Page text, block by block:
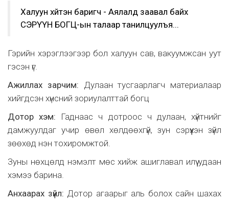
Халуун хүйтэн баригч - Аялалд заавал байх
СЭРҮҮН БОГЦ-ын талаар танилцуулъя...
Гэрийн хэрэглээгээр бол халуун сав, вакуумжсан уут
гэсэн үг.
Ажиллах зарчим: Дулаан тусгаарлагч материалаар
хийгдсэн хүнсний зориулалттай богц
Дотор хэм: Гаднаас ч дотроос ч дулаан, хүйтнийг
дамжуулдаг учир өвөл хөлдөөхгүй, зун сэрүүхэн зүйл
зөөхөд нэн тохиромжтой.
Зуны нөхцөлд нэмэлт мөс хийж ашиглавал илүү удаан
хэмээ барина.
Анхаарах зүйл: Дотор агаарыг аль болох сайн шахах